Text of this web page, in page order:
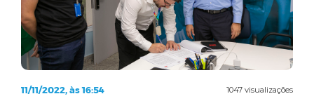
1047 visualizações
11/11/2022, às 16:54